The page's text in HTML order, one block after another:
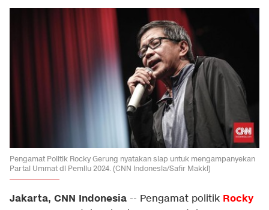
Pengamat Politik Rocky Gerung nyatakan siap untuk mengampanyekan
Partai Ummat di Pemilu 2024. (CNN Indonesia/Safir Makki)
Jakarta, CNN Indonesia -- Pengamat politik Rocky